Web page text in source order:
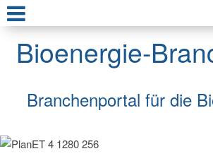
Bioenergie-
Branchenportal für die